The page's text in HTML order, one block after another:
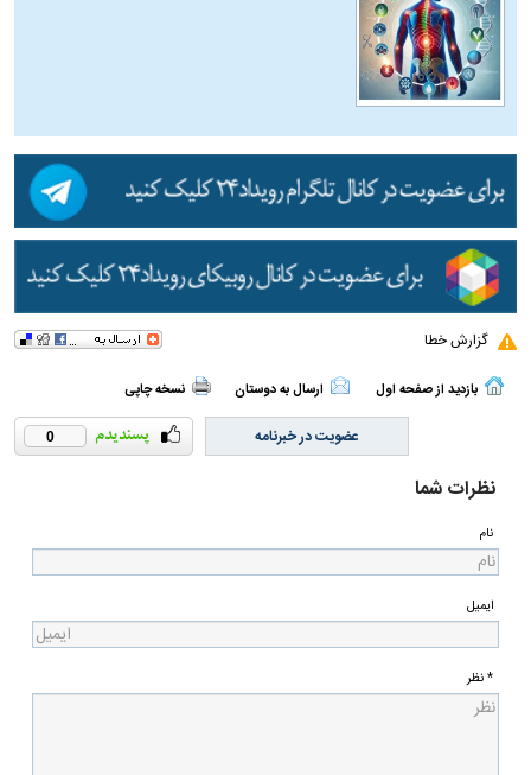
گزارش خطا
بازدید از صفحه اول ارسال به دوستان نسخه چاپی
0 عضویت در خبرنامه
نظرات شما
نام
ایمیل
* نظر